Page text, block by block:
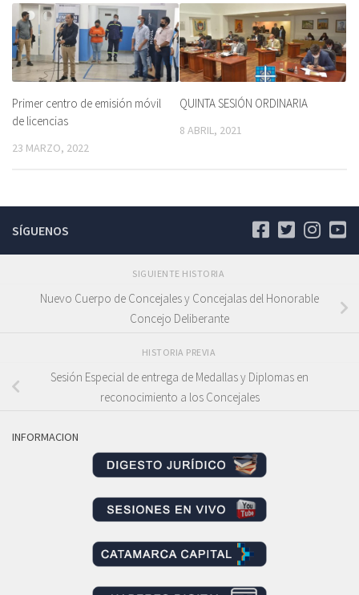
Primer centro de emisión móvil
de licencias
23 MARZO, 2022
QUINTA SESIÓN ORDINARIA
8 ABRIL, 2021
SÍGUENOS
SIGUIENTE HISTORIA
Nuevo Cuerpo de Concejales y Concejalas del Honorable
Concejo Deliberante
HISTORIA PREVIA
Sesión Especial de entrega de Medallas y Diplomas en
reconocimiento a los Concejales
INFORMACION